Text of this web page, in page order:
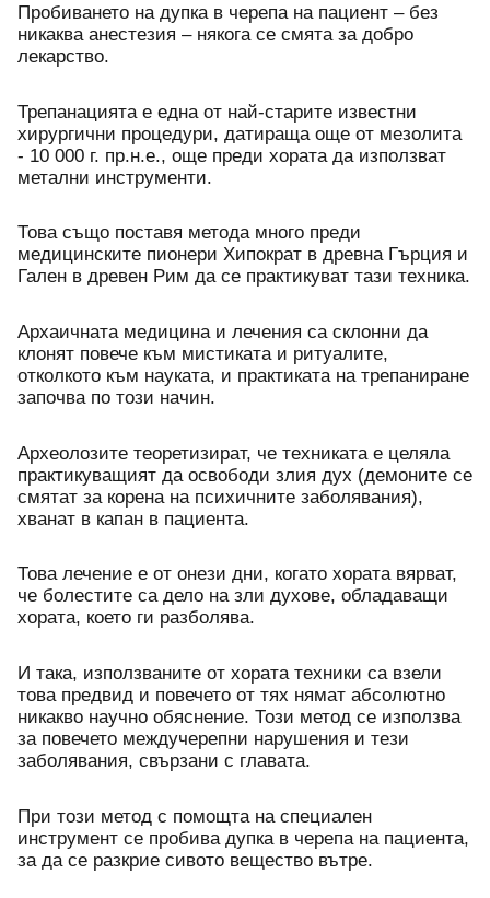
Пробиването на дупка в черепа на пациент – без
никаква анестезия – някога се смята за добро
лекарство.
Трепанацията е една от най-старите известни
хирургични процедури, датираща още от мезолита
- 10 000 г. пр.н.е., още преди хората да използват
метални инструменти.
Това също поставя метода много преди
медицинските пионери Хипократ в древна Гърция и
Гален в древен Рим да се практикуват тази техника.
Архаичната медицина и лечения са склонни да
клонят повече към мистиката и ритуалите,
отколкото към науката, и практиката на трепаниране
започва по този начин.
Археолозите теоретизират, че техниката е целяла
практикуващият да освободи злия дух (демоните се
смятат за корена на психичните заболявания),
хванат в капан в пациента.
Това лечение е от онези дни, когато хората вярват,
че болестите са дело на зли духове, обладаващи
хората, което ги разболява.
И така, използваните от хората техники са взели
това предвид и повечето от тях нямат абсолютно
никакво научно обяснение. Този метод се използва
за повечето междучерепни нарушения и тези
заболявания, свързани с главата.
При този метод с помощта на специален
инструмент се пробива дупка в черепа на пациента,
за да се разкрие сивото вещество вътре.